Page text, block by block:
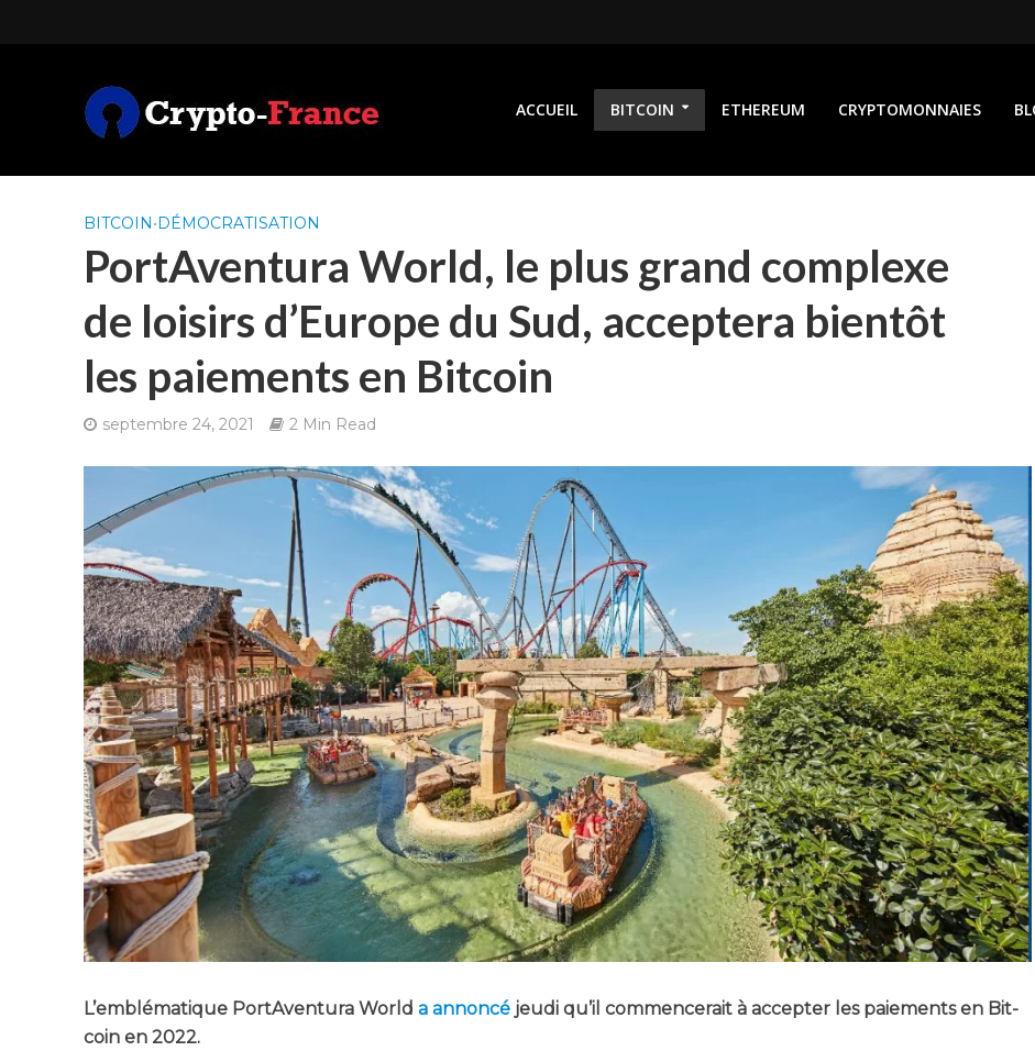
ACCUEIL BITCOIN ETHEREUM CRYPTOMONNAIES
BITCOIN•DÉMOCRATISATION
PortAventura World, le plus grand complexe
de loisirs d’Europe du Sud, acceptera bientôt
les paiements en Bitcoin
septembre 24, 2021 2 Min Read
L’emblématique Por­tA­ven­tu­ra World a annon­céjeu­di qu’il com­men­ce­rait à accep­ter les paie­ments en Bit­
coin en 2022.